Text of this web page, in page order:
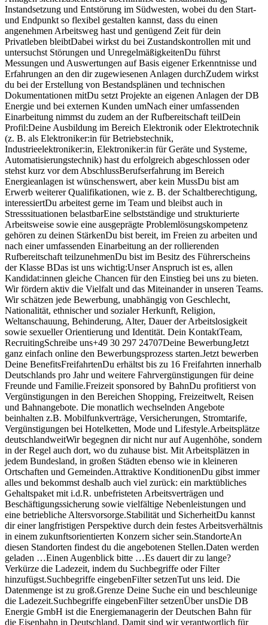
Instandsetzung und Entstörung im Südwesten, wobei du den Start-
und Endpunkt so flexibel gestalten kannst, dass du einen
angenehmen Arbeitsweg hast und genügend Zeit für dein
Privatleben bleibtDabei wirkst du bei Zustandskontrollen mit und
untersuchst Störungen und UnregelmäßigkeitenDu führst
Messungen und Auswertungen auf Basis eigener Erkenntnisse und
Erfahrungen an den dir zugewiesenen Anlagen durchZudem wirkst
du bei der Erstellung von Bestandsplänen und technischen
Dokumentationen mitDu setzt Projekte an eigenen Anlagen der DB
Energie und bei externen Kunden umNach einer umfassenden
Einarbeitung nimmst du zudem an der Rufbereitschaft teilDein
Profil:Deine Ausbildung im Bereich Elektronik oder Elektrotechnik
(z. B. als Elektroniker:in für Betriebstechnik,
Industrieelektroniker:in, Elektroniker:in für Geräte und Systeme,
Automatisierungstechnik) hast du erfolgreich abgeschlossen oder
stehst kurz vor dem AbschlussBerufserfahrung im Bereich
Energieanlagen ist wünschenswert, aber kein MussDu bist am
Erwerb weiterer Qualifikationen, wie z. B. der Schaltberechtigung,
interessiertDu arbeitest gerne im Team und bleibst auch in
Stresssituationen belastbarEine selbstständige und strukturierte
Arbeitsweise sowie eine ausgeprägte Problemlösungskompetenz
gehören zu deinen StärkenDu bist bereit, im Freien zu arbeiten und
nach einer umfassenden Einarbeitung an der rollierenden
Rufbereitschaft teilzunehmenDu bist im Besitz des Führerscheins
der Klasse BDas ist uns wichtig:Unser Anspruch ist es, allen
Kandidat:innen gleiche Chancen für den Einstieg bei uns zu bieten.
Wir fördern aktiv die Vielfalt und das Miteinander in unseren Teams.
Wir schätzen jede Bewerbung, unabhängig von Geschlecht,
Nationalität, ethnischer und sozialer Herkunft, Religion,
Weltanschauung, Behinderung, Alter, Dauer der Arbeitslosigkeit
sowie sexueller Orientierung und Identität. Dein KontaktTeam,
RecruitingSchreibe uns+49 30 297 24707Deine BewerbungJetzt
ganz einfach online den Bewerbungsprozess starten.Jetzt bewerben
Deine BenefitsFreifahrtenDu erhältst bis zu 16 Freifahrten innerhalb
Deutschlands pro Jahr und weitere Fahrvergünstigungen für deine
Freunde und Familie.Freizeit sponsored by BahnDu profitierst von
Vergünstigungen in den Bereichen Shopping, Freizeitwelt, Reisen
und Bahnangebote. Die monatlich wechselnden Angebote
beinhalten z.B. Mobilfunkverträge, Versicherungen, Stromtarife,
Vergünstigungen bei Hotelketten, Mode und Lifestyle.Arbeitsplätze
deutschlandweitWir begegnen dir nicht nur auf Augenhöhe, sondern
in der Regel auch dort, wo du zuhause bist. Mit Arbeitsplätzen in
jedem Bundesland, in großen Städten ebenso wie in kleineren
Ortschaften und Gemeinden.Attraktive KonditionenDu gibst immer
alles und bekommst deshalb auch viel zurück: ein marktübliches
Gehaltspaket mit i.d.R. unbefristeten Arbeitsverträgen und
Beschäftigungssicherung sowie vielfältige Nebenleistungen und
eine betriebliche Altersvorsorge.Stabilität und SicherheitDu kannst
dir einer langfristigen Perspektive durch dein festes Arbeitsverhältnis
in einem zukunftsorientierten Konzern sicher sein.StandorteAn
diesen Standorten findest du die angebotenen Stellen.Daten werden
geladen …Einen Augenblick bitte …Es dauert dir zu lange?
Verkürze die Ladezeit, indem du Suchbegriffe oder Filter
hinzufügst.Suchbegriffe eingebenFilter setzenTut uns leid. Die
Datenmenge ist zu groß.Grenze Deine Suche ein und beschleunige
die Ladezeit.Suchbegriffe eingebenFilter setzenÜber unsDie DB
Energie GmbH ist die Energiemanagerin der Deutschen Bahn für
die Eisenbahn in Deutschland. Damit sind wir verantwortlich für